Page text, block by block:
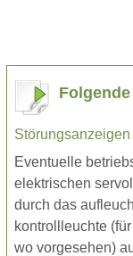
Störungsanzeigen
Eventuelle
elektrischen
durch das
kontrollleuchte
wo vorgesehen)